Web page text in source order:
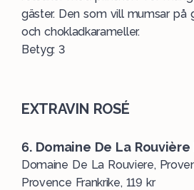
gäster. Den som vill mumsar på
och chokladkarameller.
Betyg: 3
EXTRAVIN ROSÉ
6. Domaine De La Rouvière
Domaine De La Rouviere,
Provence Frankrike, 119 kr